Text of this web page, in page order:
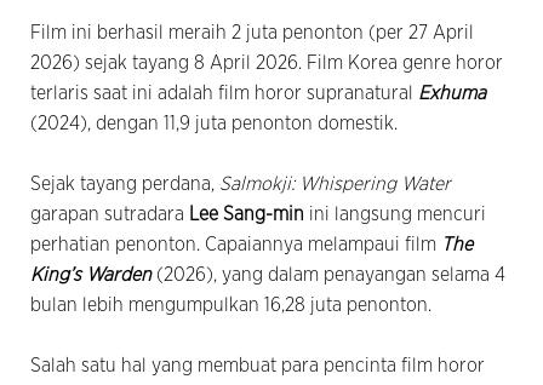
Film ini berhasil meraih 2 juta penonton (per 27 April
2026) sejak tayang 8 April 2026. Film Korea genre horor
terlaris saat ini adalah film horor supranatural Exhuma
(2024), dengan 11,9 juta penonton domestik.
Sejak tayang perdana, Salmokji: Whispering Water
garapan sutradara Lee Sang-min ini langsung mencuri
perhatian penonton. Capaiannya melampaui film The
King’s Warden (2026), yang dalam penayangan selama 4
bulan lebih mengumpulkan 16,28 juta penonton.
Salah satu hal yang membuat para pencinta film horor